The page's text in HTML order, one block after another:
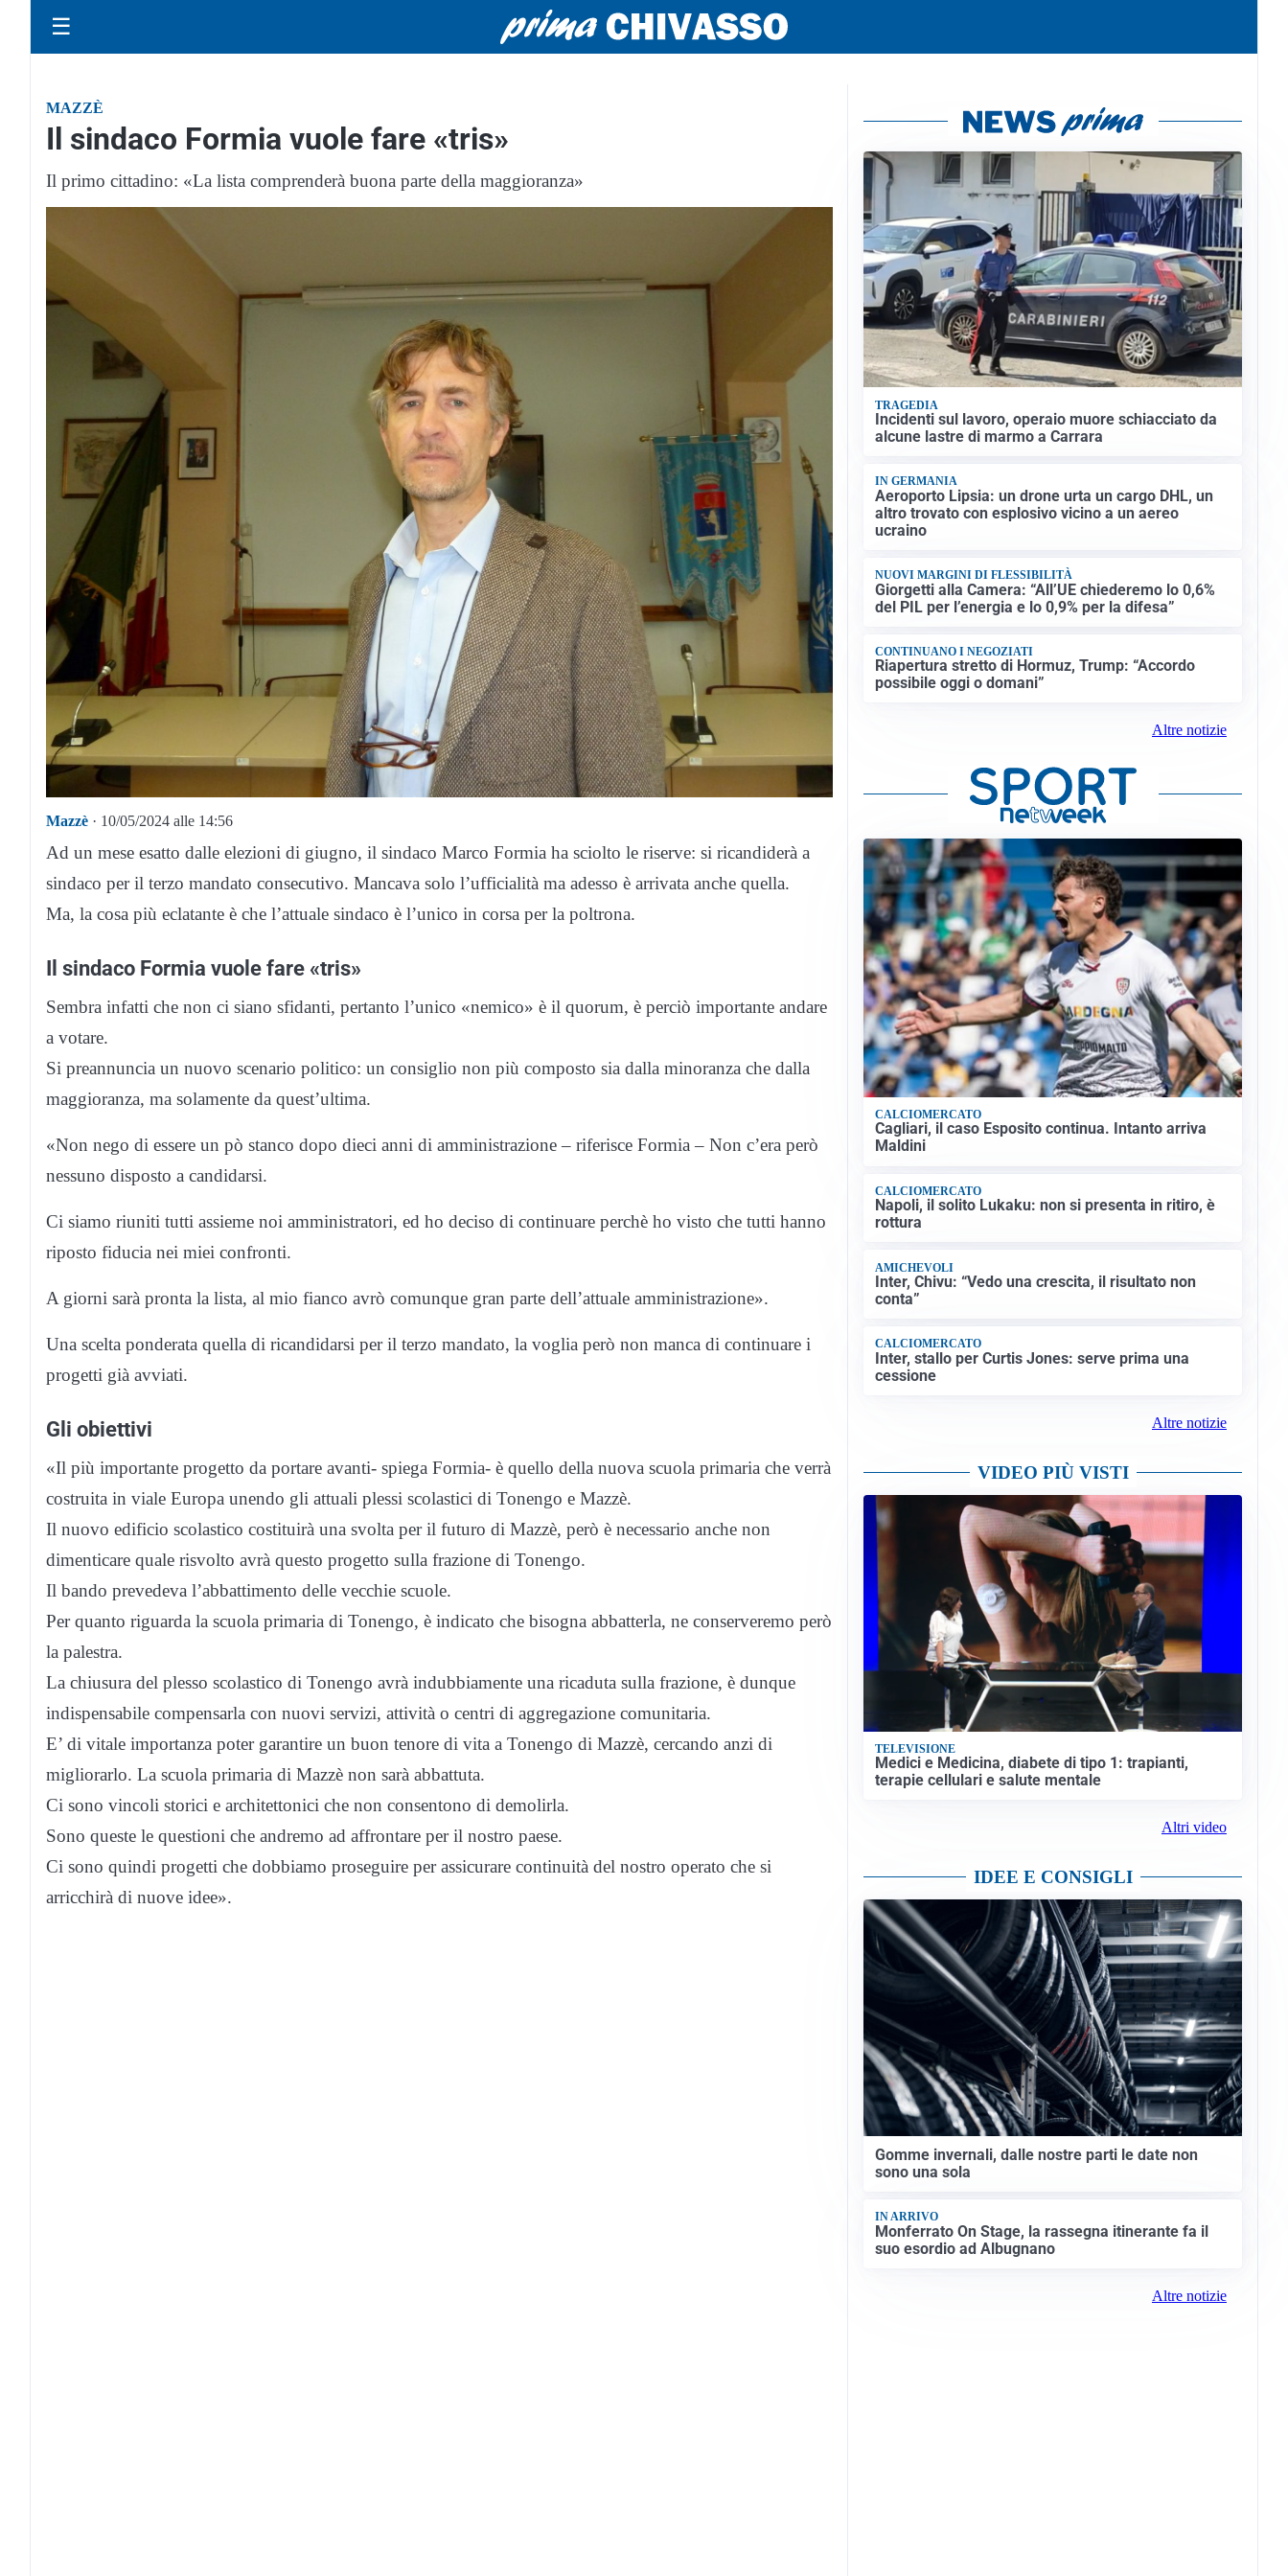
☰
MAZZÈ
Il sindaco Formia vuole fare «tris»
Il primo cittadino: «La lista comprenderà buona parte della maggioranza»
Mazzè · 10/05/2024 alle 14:56
Ad un mese esatto dalle elezioni di giugno, il sindaco Marco Formia ha sciolto le riserve: si ricandiderà a
sindaco per il terzo mandato consecutivo. Mancava solo l’ufficialità ma adesso è arrivata anche quella.
Ma, la cosa più eclatante è che l’attuale sindaco è l’unico in corsa per la poltrona.
Il sindaco Formia vuole fare «tris»
Sembra infatti che non ci siano sfidanti, pertanto l’unico «nemico» è il quorum, è perciò importante andare
a votare.
Si preannuncia un nuovo scenario politico: un consiglio non più composto sia dalla minoranza che dalla
maggioranza, ma solamente da quest’ultima.
«Non nego di essere un pò stanco dopo dieci anni di amministrazione – riferisce Formia – Non c’era però
nessuno disposto a candidarsi.
Ci siamo riuniti tutti assieme noi amministratori, ed ho deciso di continuare perchè ho visto che tutti hanno
riposto fiducia nei miei confronti.
A giorni sarà pronta la lista, al mio fianco avrò comunque gran parte dell’attuale amministrazione».
Una scelta ponderata quella di ricandidarsi per il terzo mandato, la voglia però non manca di continuare i
progetti già avviati.
Gli obiettivi
«Il più importante progetto da portare avanti- spiega Formia- è quello della nuova scuola primaria che verrà
costruita in viale Europa unendo gli attuali plessi scolastici di Tonengo e Mazzè.
Il nuovo edificio scolastico costituirà una svolta per il futuro di Mazzè, però è necessario anche non
dimenticare quale risvolto avrà questo progetto sulla frazione di Tonengo.
Il bando prevedeva l’abbattimento delle vecchie scuole.
Per quanto riguarda la scuola primaria di Tonengo, è indicato che bisogna abbatterla, ne conserveremo però
la palestra.
La chiusura del plesso scolastico di Tonengo avrà indubbiamente una ricaduta sulla frazione, è dunque
indispensabile compensarla con nuovi servizi, attività o centri di aggregazione comunitaria.
E’ di vitale importanza poter garantire un buon tenore di vita a Tonengo di Mazzè, cercando anzi di
migliorarlo. La scuola primaria di Mazzè non sarà abbattuta.
Ci sono vincoli storici e architettonici che non consentono di demolirla.
Sono queste le questioni che andremo ad affrontare per il nostro paese.
Ci sono quindi progetti che dobbiamo proseguire per assicurare continuità del nostro operato che si
arricchirà di nuove idee».
TRAGEDIA
Incidenti sul lavoro, operaio muore schiacciato da
alcune lastre di marmo a Carrara
IN GERMANIA
Aeroporto Lipsia: un drone urta un cargo DHL, un
altro trovato con esplosivo vicino a un aereo
ucraino
NUOVI MARGINI DI FLESSIBILITÀ
Giorgetti alla Camera: “All’UE chiederemo lo 0,6%
del PIL per l’energia e lo 0,9% per la difesa”
CONTINUANO I NEGOZIATI
Riapertura stretto di Hormuz, Trump: “Accordo
possibile oggi o domani”
Altre notizie
CALCIOMERCATO
Cagliari, il caso Esposito continua. Intanto arriva
Maldini
CALCIOMERCATO
Napoli, il solito Lukaku: non si presenta in ritiro, è
rottura
AMICHEVOLI
Inter, Chivu: “Vedo una crescita, il risultato non
conta”
CALCIOMERCATO
Inter, stallo per Curtis Jones: serve prima una
cessione
Altre notizie
VIDEO PIÙ VISTI
TELEVISIONE
Medici e Medicina, diabete di tipo 1: trapianti,
terapie cellulari e salute mentale
Altri video
IDEE E CONSIGLI
Gomme invernali, dalle nostre parti le date non
sono una sola
IN ARRIVO
Monferrato On Stage, la rassegna itinerante fa il
suo esordio ad Albugnano
Altre notizie